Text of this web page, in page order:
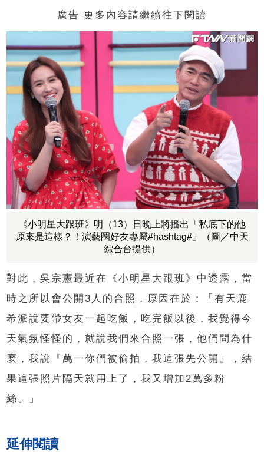
廣告 更多內容請繼續往下閱讀
《小明星大跟班》明（13）日晚上將播出「私底下的他
原來是這樣？！演藝圈好友專屬#hashtag#」（圖／中天
綜合台提供）
對此，吳宗憲最近在《小明星大跟班》中透露，當
時之所以會公開3人的合照，原因在於：「有天鹿
希派說要帶女友一起吃飯，吃完飯以後，我覺得今
天氣氛怪怪的，就說我們來合照一張，他們問為什
麼，我說『萬一你們被偷拍，我這張先公開』，結
果這張照片隔天就用上了，我又增加2萬多粉
絲。」
延伸閱讀